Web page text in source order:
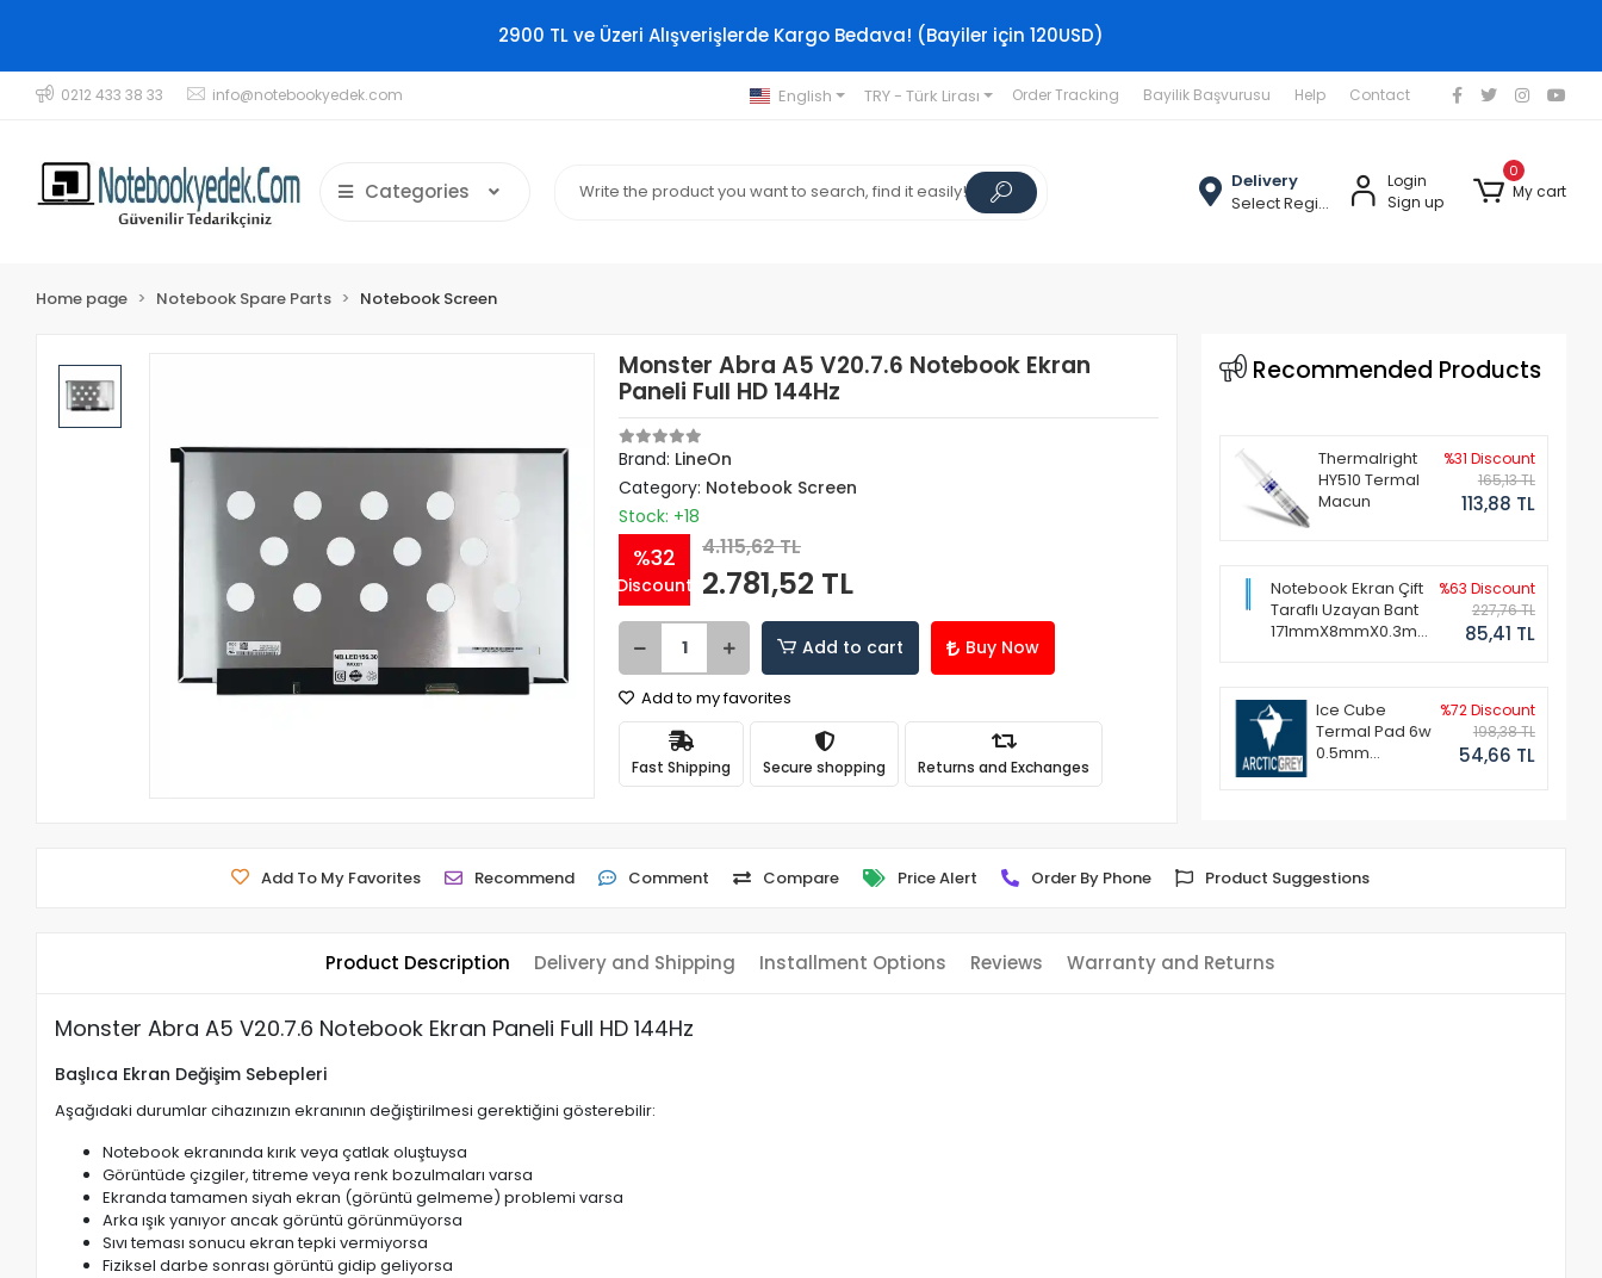
2900 TL ve Üzeri Alışverişlerde Kargo Bedava! (Bayiler için 120USD)
0212 433 38 33 info@notebookyedek.com English TRY - Türk Lirası Order Tracking Bayilik Başvurusu Help Contact
Categories
Delivery
Select Region
Login
Sign up
0
My cart
Home page Notebook Spare Parts Notebook Screen
Monster Abra A5 V20.7.6 Notebook Ekran
Paneli Full HD 144Hz
Brand: LineOn
Category: Notebook Screen
Stock: +18
%32
Discount
4.115,62 TL
2.781,52 TL
Add to cart Buy Now
Add to my favorites
Fast Shipping Secure shopping Returns and Exchanges
Recommended Products
Thermalright
HY510 Termal
Macun
%31 Discount
165,13 TL
113,88 TL
Notebook Ekran Çift
Taraflı Uzayan Bant
171mmX8mmX0.3mm
%63 Discount
227,76 TL
85,41 TL
Ice Cube
Termal Pad 6w
0.5mm
%72 Discount
198,38 TL
54,66 TL
Add To My Favorites Recommend Comment Compare Price Alert Order By Phone Product Suggestions
Product Description Delivery and Shipping Installment Options Reviews Warranty and Returns
Monster Abra A5 V20.7.6 Notebook Ekran Paneli Full HD 144Hz
Başlıca Ekran Değişim Sebepleri
Aşağıdaki durumlar cihazınızın ekranının değiştirilmesi gerektiğini gösterebilir:
Notebook ekranında kırık veya çatlak oluştuysa
Görüntüde çizgiler, titreme veya renk bozulmaları varsa
Ekranda tamamen siyah ekran (görüntü gelmeme) problemi varsa
Arka ışık yanıyor ancak görüntü görünmüyorsa
Sıvı teması sonucu ekran tepki vermiyorsa
Fiziksel darbe sonrası görüntü gidip geliyorsa